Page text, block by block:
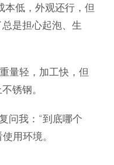
低，外观还行，但
是担心起泡、生
量轻，加工快，但
锈钢。
问我：“到底哪个
用环境。